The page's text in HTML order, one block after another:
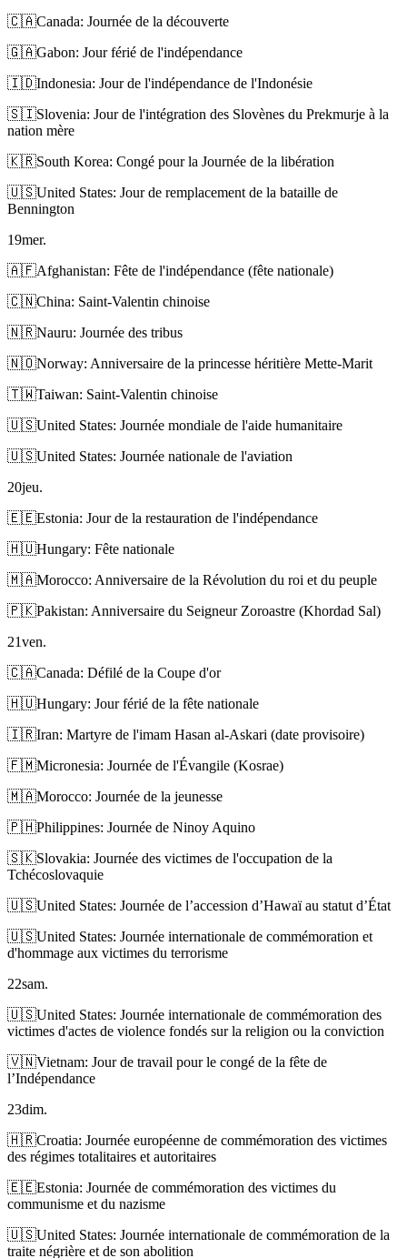
🇨🇦Canada: Journée de la découverte
🇬🇦Gabon: Jour férié de l'indépendance
🇮🇩Indonesia: Jour de l'indépendance de l'Indonésie
🇸🇮Slovenia: Jour de l'intégration des Slovènes du Prekmurje à la
nation mère
🇰🇷South Korea: Congé pour la Journée de la libération
🇺🇸United States: Jour de remplacement de la bataille de
Bennington
19mer.
🇦🇫Afghanistan: Fête de l'indépendance (fête nationale)
🇨🇳China: Saint-Valentin chinoise
🇳🇷Nauru: Journée des tribus
🇳🇴Norway: Anniversaire de la princesse héritière Mette-Marit
🇹🇼Taiwan: Saint-Valentin chinoise
🇺🇸United States: Journée mondiale de l'aide humanitaire
🇺🇸United States: Journée nationale de l'aviation
20jeu.
🇪🇪Estonia: Jour de la restauration de l'indépendance
🇭🇺Hungary: Fête nationale
🇲🇦Morocco: Anniversaire de la Révolution du roi et du peuple
🇵🇰Pakistan: Anniversaire du Seigneur Zoroastre (Khordad Sal)
21ven.
🇨🇦Canada: Défilé de la Coupe d'or
🇭🇺Hungary: Jour férié de la fête nationale
🇮🇷Iran: Martyre de l'imam Hasan al-Askari (date provisoire)
🇫🇲Micronesia: Journée de l'Évangile (Kosrae)
🇲🇦Morocco: Journée de la jeunesse
🇵🇭Philippines: Journée de Ninoy Aquino
🇸🇰Slovakia: Journée des victimes de l'occupation de la
Tchécoslovaquie
🇺🇸United States: Journée de l’accession d’Hawaï au statut d’État
🇺🇸United States: Journée internationale de commémoration et
d'hommage aux victimes du terrorisme
22sam.
🇺🇸United States: Journée internationale de commémoration des
victimes d'actes de violence fondés sur la religion ou la conviction
🇻🇳Vietnam: Jour de travail pour le congé de la fête de
l’Indépendance
23dim.
🇭🇷Croatia: Journée européenne de commémoration des victimes
des régimes totalitaires et autoritaires
🇪🇪Estonia: Journée de commémoration des victimes du
communisme et du nazisme
🇺🇸United States: Journée internationale de commémoration de la
traite négrière et de son abolition